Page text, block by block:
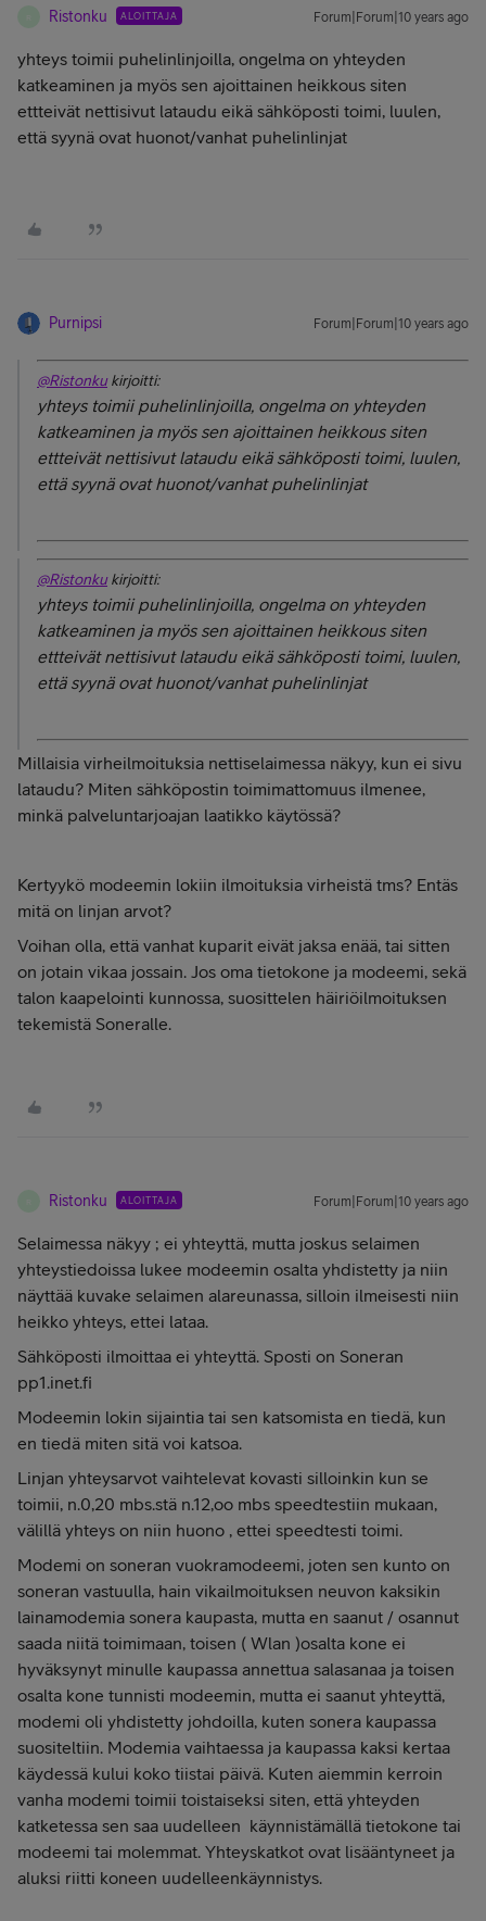
Ristonku ALOITTAJA Forum|Forum|10 years ago
yhteys toimii puhelinlinjoilla, ongelma on yhteyden
katkeaminen ja myös sen ajoittainen heikkous siten
ettteivät nettisivut lataudu eikä sähköposti toimi, luulen,
että syynä ovat huonot/vanhat puhelinlinjat
Purnipsi Forum|Forum|10 years ago
@Ristonkukirjoitti:
yhteys toimii puhelinlinjoilla, ongelma on yhteyden
katkeaminen ja myös sen ajoittainen heikkous siten
ettteivät nettisivut lataudu eikä sähköposti toimi, luulen,
että syynä ovat huonot/vanhat puhelinlinjat
@Ristonkukirjoitti:
yhteys toimii puhelinlinjoilla, ongelma on yhteyden
katkeaminen ja myös sen ajoittainen heikkous siten
ettteivät nettisivut lataudu eikä sähköposti toimi, luulen,
että syynä ovat huonot/vanhat puhelinlinjat
Millaisia virheilmoituksia nettiselaimessa näkyy, kun ei sivu
lataudu? Miten sähköpostin toimimattomuus ilmenee,
minkä palveluntarjoajan laatikko käytössä?
Kertyykö modeemin lokiin ilmoituksia virheistä tms? Entäs
mitä on linjan arvot?
Voihan olla, että vanhat kuparit eivät jaksa enää, tai sitten
on jotain vikaa jossain. Jos oma tietokone ja modeemi, sekä
talon kaapelointi kunnossa, suosittelen häiriöilmoituksen
tekemistä Soneralle.
Ristonku ALOITTAJA Forum|Forum|10 years ago
Selaimessa näkyy ; ei yhteyttä, mutta joskus selaimen
yhteystiedoissa lukee modeemin osalta yhdistetty ja niin
näyttää kuvake selaimen alareunassa, silloin ilmeisesti niin
heikko yhteys, ettei lataa.
Sähköposti ilmoittaa ei yhteyttä. Sposti on Soneran
pp1.inet.fi
Modeemin lokin sijaintia tai sen katsomista en tiedä, kun
en tiedä miten sitä voi katsoa.
Linjan yhteysarvot vaihtelevat kovasti silloinkin kun se
toimii, n.0,20 mbs.stä n.12,oo mbs speedtestiin mukaan,
välillä yhteys on niin huono , ettei speedtesti toimi.
Modemi on soneran vuokramodeemi, joten sen kunto on
soneran vastuulla, hain vikailmoituksen neuvon kaksikin
lainamodemia sonera kaupasta, mutta en saanut / osannut
saada niitä toimimaan, toisen ( Wlan )osalta kone ei
hyväksynyt minulle kaupassa annettua salasanaa ja toisen
osalta kone tunnisti modeemin, mutta ei saanut yhteyttä,
modemi oli yhdistetty johdoilla, kuten sonera kaupassa
suositeltiin. Modemia vaihtaessa ja kaupassa kaksi kertaa
käydessä kului koko tiistai päivä. Kuten aiemmin kerroin
vanha modemi toimii toistaiseksi siten, että yhteyden
katketessa sen saa uudelleen käynnistämällä tietokone tai
modeemi tai molemmat. Yhteyskatkot ovat lisääntyneet ja
aluksi riitti koneen uudelleenkäynnistys.